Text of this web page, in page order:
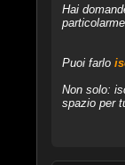
Hai
Puoi farlo
Non solo:
spazio per